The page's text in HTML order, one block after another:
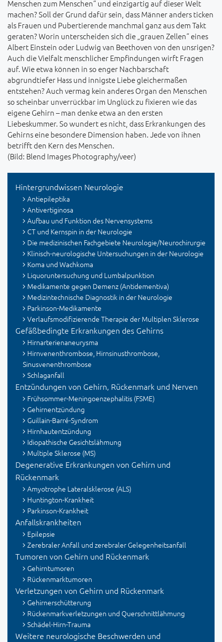
Menschen zum Menschen“ und einzigartig auf dieser Welt
machen? Soll der Grund dafür sein, dass Männer anders ticken
als Frauen und Pubertierende manchmal ganz aus dem Takt
geraten? Worin unterscheiden sich die „grauen Zellen“ eines
Albert Einstein oder Ludwig van Beethoven von den unsrigen?
Auch die Vielfalt menschlicher Empfindungen wirft Fragen
auf. Wie etwa können in so enger Nachbarschaft
abgrundtiefer Hass und innigste Liebe gleichermaßen
entstehen? Auch vermag kein anderes Organ den Menschen
so scheinbar unverrückbar im Unglück zu fixieren wie das
eigene Gehirn – man denke etwa an den ersten
Liebeskummer. So wundert es nicht, dass Erkrankungen des
Gehirns eine besondere Dimension haben. Jede von ihnen
betrifft den Kern des Menschen.
(Bild: Blend Images Photography/veer)
Hintergrundwissen Neurologie
Antiepileptika
Antivertiginosa
Aufbau und Funktion des Nervensystems
CT und Kernspin in der Neurologie
Die medizinischen Fachgebiete Neurologie/Neurochirurgie
Klinisch-neurologische Untersuchungen in der Neurologie
Koma und Wachkoma
Liquoruntersuchung und Lumbalpunktion
Medikamente gegen Demenz (Antidementiva)
Medizintechnische Diagnostik in der Neurologie
Parkinson-Medikamente
Verlaufsmodifizierende Therapie der Multiplen Sklerose
Gefäßbedingte Erkrankungen des Gehirns
Hirnarterienaneurysma
Hirnvenenthrombose, Hirnsinusthrombose,
Sinusvenenthrombose
Schlaganfall
Entzündungen von Gehirn, Rückenmark und Nerven
Frühsommer-Meningoenzephalitis (FSME)
Gehirnentzündung
Guillain-Barré-Syndrom
Hirnhautentzündung
Idiopathische Gesichtslähmung
Multiple Sklerose (MS)
Degenerative Erkrankungen von Gehirn und
Rückenmark
Amyotrophe Lateralsklerose (ALS)
Huntington-Krankheit
Parkinson-Krankheit
Anfallskrankheiten
Epilepsie
Zerebraler Anfall und zerebraler Gelegenheitsanfall
Tumoren von Gehirn und Rückenmark
Gehirntumoren
Rückenmarktumoren
Verletzungen von Gehirn und Rückenmark
Gehirnerschütterung
Rückenmarkverletzungen und Querschnittlähmung
Schädel-Hirn-Trauma
Weitere neurologische Beschwerden und